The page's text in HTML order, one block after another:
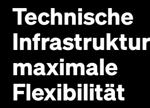
Technische
maximale
Flexibilität